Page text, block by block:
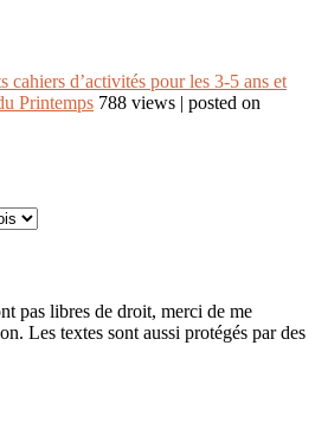
cahiers d’activités pour les 3-5 ans et
Printemps 788 views | posted on
pas libres de droit, merci de me
Les textes sont aussi protégés par des